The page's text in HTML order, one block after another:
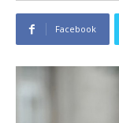
Facebook